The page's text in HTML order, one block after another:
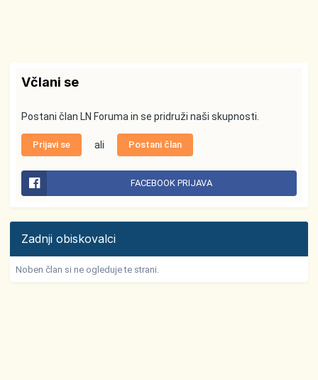
Včlani se
Postani član LN Foruma in se pridruži naši skupnosti.
Prijavi se ali Postani član
FACEBOOK PRIJAVA
Zadnji obiskovalci
Noben član si ne ogleduje te strani.